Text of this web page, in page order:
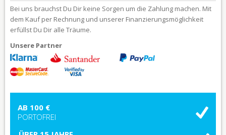
Bei uns brauchst Du Dir keine Sorgen um die Zahlung machen. Mit
dem Kauf per Rechnung und unserer Finanzierungsmöglichkeit
erfüllst Du Dir alle Träume.
Unsere Partner
AB 100 €
PORTOFREI